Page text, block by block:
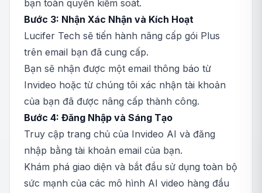
bạn toàn quyền kiểm soát.
Bước 3: Nhận Xác Nhận và Kích Hoạt
Lucifer Tech sẽ tiến hành nâng cấp gói Plus
trên email bạn đã cung cấp.
Bạn sẽ nhận được một email thông báo từ
Invideo hoặc từ chúng tôi xác nhận tài khoản
của bạn đã được nâng cấp thành công.
Bước 4: Đăng Nhập và Sáng Tạo
Truy cập trang chủ của Invideo AI và đăng
nhập bằng tài khoản email của bạn.
Khám phá giao diện và bắt đầu sử dụng toàn bộ
sức mạnh của các mô hình AI video hàng đầu